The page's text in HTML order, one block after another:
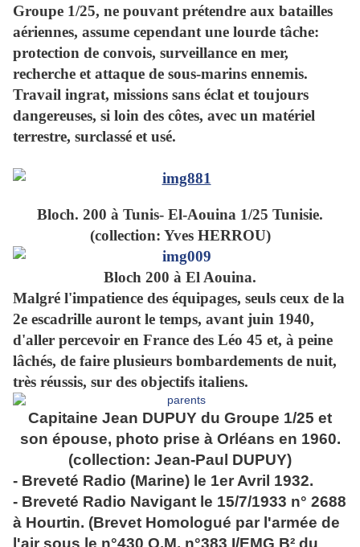
Groupe 1/25, ne pouvant prétendre aux batailles
aériennes, assume cependant une lourde tâche:
protection de convois, surveillance en mer,
recherche et attaque de sous-marins ennemis.
Travail ingrat, missions sans éclat et toujours
dangereuses, si loin des côtes, avec un matériel
terrestre, surclassé et usé.
Bloch. 200 à Tunis- El-Aouina 1/25 Tunisie.
(collection: Yves HERROU)
Bloch 200 à El Aouina.
Malgré l'impatience des équipages, seuls ceux de la
2e escadrille auront le temps, avant juin 1940,
d'aller percevoir en France des Léo 45 et, à peine
lâchés, de faire plusieurs bombardements de nuit,
très réussis, sur des objectifs italiens.
Capitaine Jean DUPUY du Groupe 1/25 et
son épouse, photo prise à Orléans en 1960.
(collection: Jean-Paul DUPUY)
- Breveté Radio (Marine) le 1er Avril 1932.
- Breveté Radio Navigant le 15/7/1933 n° 2688
à Hourtin. (Brevet Homologué par l'armée de
l'air sous le n°430 O.M. n°383 I/EMG B² du